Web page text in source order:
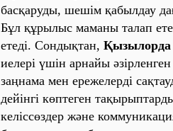
басқаруды, шешім қабылдау
Бұл құрылыс маманы талап
етеді. Сондықтан, Қызылорда
иелері үшін арнайы
заңнама мен ережелерді
дейінгі көптеген
келіссөздер және